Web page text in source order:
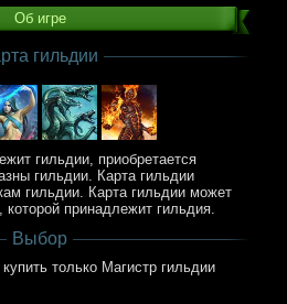
Об игре
гильдии
гильдии, приобретается
гильдии. Карта гильдии
гильдии. Карта гильдии может
которой принадлежит гильдия.
Выбор
только Магистр гильдии